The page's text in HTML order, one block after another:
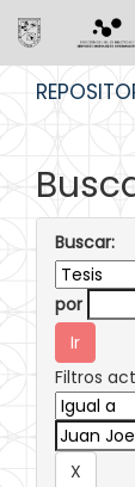
Buscar:
por
Filtros